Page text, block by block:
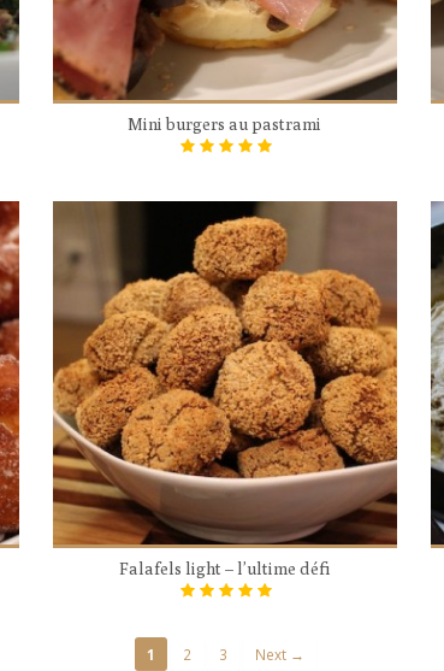
Mini burgers au pastrami
Falafels light – l’ultime défi
1 2 3 Next →